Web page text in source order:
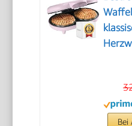
ideal
Bei